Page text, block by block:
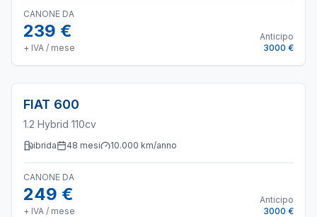
CANONE DA
239 €
+ IVA / mese
Anticipo
3000 €
FIAT 600
1.2 Hybrid 110cv
ibrida 48 mesi 10.000 km/anno
CANONE DA
249 €
+ IVA / mese
Anticipo
3000 €